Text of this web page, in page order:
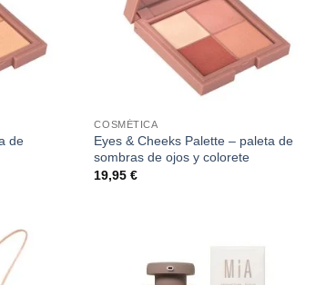
de
COSMÉTICA
Eyes & Cheeks Palette – paleta de
sombras de ojos y colorete
19,95€